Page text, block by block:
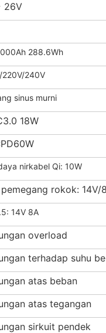
26V
288.6Wh
220V/240V
sinus murni
18W
nirkabel Qi: 10W
rokok: 14V/
14V 8A
overload
terhadap suhu
atas beban
atas tegangan
sirkuit pendek